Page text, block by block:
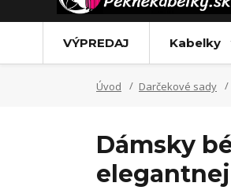
VÝPREDAJ Kabelky
Úvod Darčekové sady
Dámsky